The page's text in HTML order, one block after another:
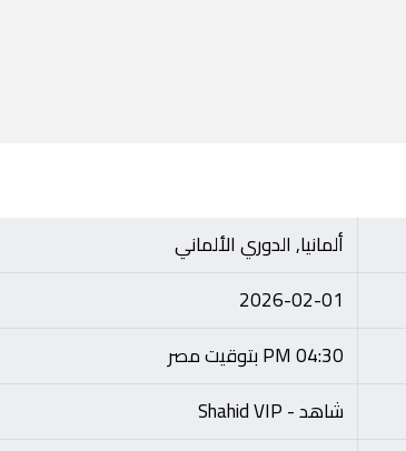
ألمانيا, الدوري الألماني
2026-02-01
04:30 PM بتوقيت مصر
شاهد - Shahid VIP